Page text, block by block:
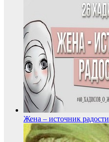
Жена – источник радости